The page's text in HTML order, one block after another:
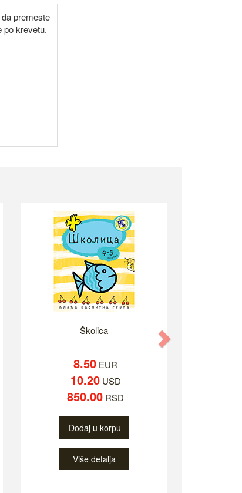
premeste
po krevetu.
Školica
8.50 EUR
10.20USD
850.00 RSD
Dodaj u korpu
Više detalja